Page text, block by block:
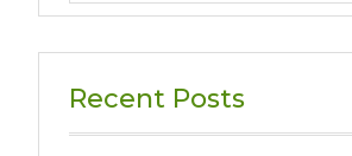
Recent Posts